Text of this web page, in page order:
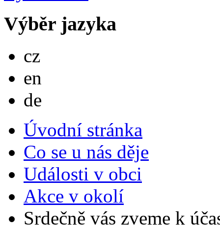
Výběr jazyka
cz
en
de
Úvodní stránka
Co se u nás děje
Události v obci
Akce v okolí
Srdečně vás zveme k